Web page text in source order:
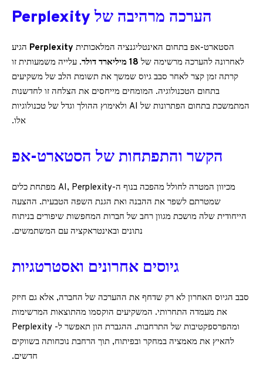
הערכה מרהיבה של Perplexity
הסטארט-אפ בתחום האינטליגנציה המלאכותית Perplexity הגיע
לאחרונה להערכה מרשימה של 18 מיליארד דולר
. עלייה משמעותית זו
קרתה זמן קצר לאחר סבב גיוס שמשך את תשומת הלב של משקיעים
בתחום הטכנולוגיה. המומחים מייחסים את הצלחה זו לחדשנות
המתמשכת בתחום הפתרונות של AI ולאימוץ ההולך וגדל של טכנולוגיות
אלו.
הקשר והתפתחות של הסטארט-אפ
מכיוון המטרה לחולל מהפכה בנוף ה-AI, Perplexity מפתחת כלים
שמטרתם לשפר את ההבנה ואת הגנת השפה הטבעית. ההצעה
הייחודית שלה מושכת מגוון רחב של חברות המחפשות שיפורים בניתוח
נתונים ובאינטראקציה עם המשתמשים.
גיוסים אחרונים ואסטרטגיות
סבב הגיוס האחרון לא רק שדחף את ההערכה של החברה, אלא גם חיזק
את מעמדה התחרותי. המשקיעים הוקסמו מהתוצאות המרשימות
ומהפרספקטיבות של התרחבות. ההגברת הון תאפשר ל- Perplexity
להאיץ את מאמציה במחקר ובפיתוח, תוך הרחבת נוכחותה בשווקים
חדשים.